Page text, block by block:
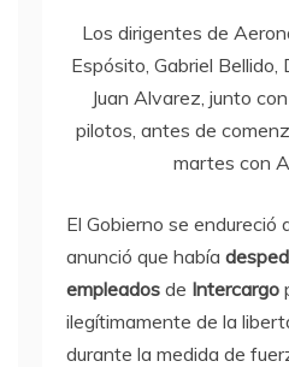
Los dirigentes de
Espósito, Gabriel
Juan Alvarez, junto
pilotos, antes de
martes con
El Gobierno se endureció
anunció que había
empleados de Intercargo
ilegítimamente de la
durante la medida de